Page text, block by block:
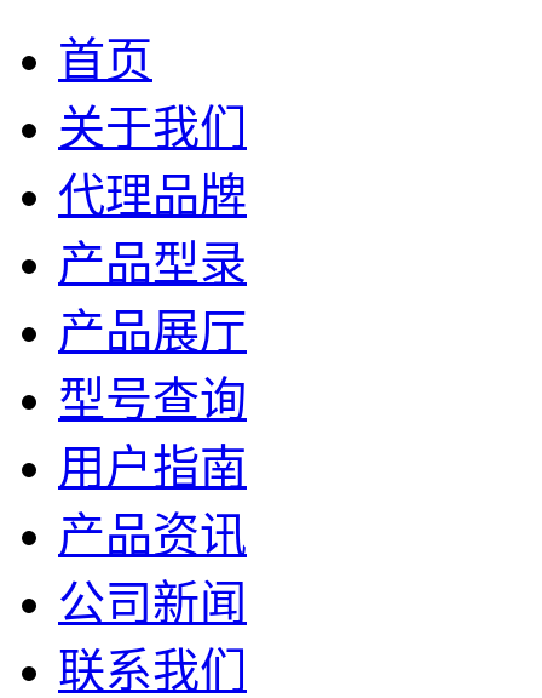
首页
关于我们
代理品牌
产品型录
产品展厅
型号查询
用户指南
产品资讯
公司新闻
联系我们